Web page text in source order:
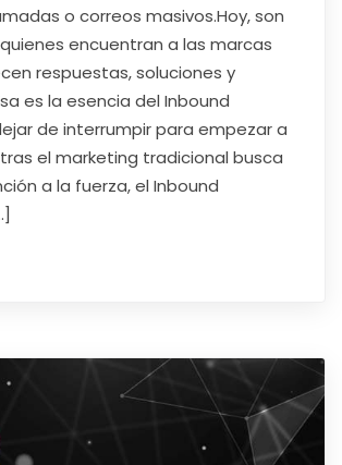
o correos masivos.Hoy, son
encuentran a las marcas
respuestas, soluciones y
es la esencia del Inbound
de interrumpir para empezar a
el marketing tradicional busca
a la fuerza, el Inbound